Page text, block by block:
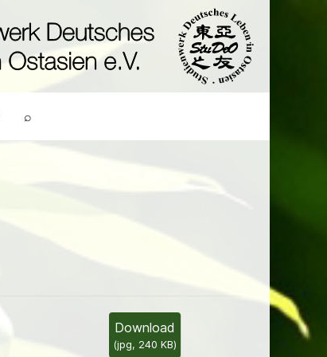
⌕
Download
(jpg, 240 KB)